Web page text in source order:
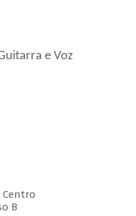
e Voz
Centro
B